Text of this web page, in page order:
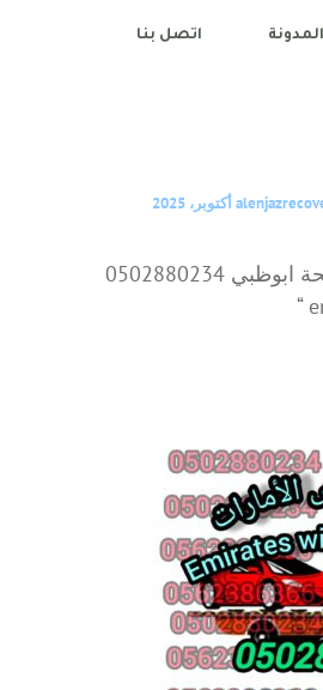
المدونة اتصل بنا
” 24/7 – بردكون سطحة ابوظبي 0502880234